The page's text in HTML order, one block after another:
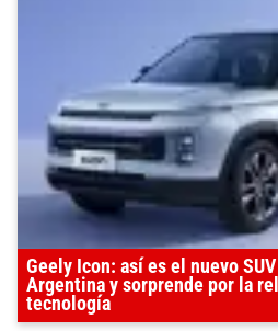
Geely Icon: así es el nuevo
Argentina y sorprende por la
tecnología